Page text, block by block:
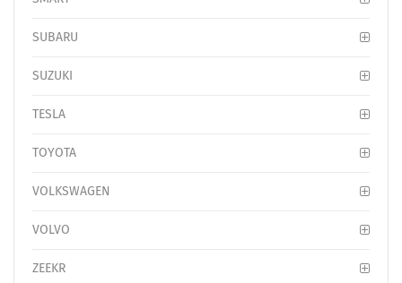
SUBARU
SUZUKI
TESLA
TOYOTA
VOLKSWAGEN
VOLVO
ZEEKR